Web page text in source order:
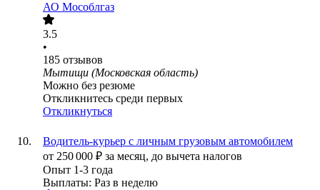
АО Мособлгаз
3.5
•
185 отзывов
Мытищи (Московская область)
Можно без резюме
Откликнитесь среди первых
Откликнуться
Водитель-курьер с личным грузовым автомобилем
от 250 000 ₽ за месяц, до вычета налогов
Опыт 1-3 года
Выплаты: Раз в неделю